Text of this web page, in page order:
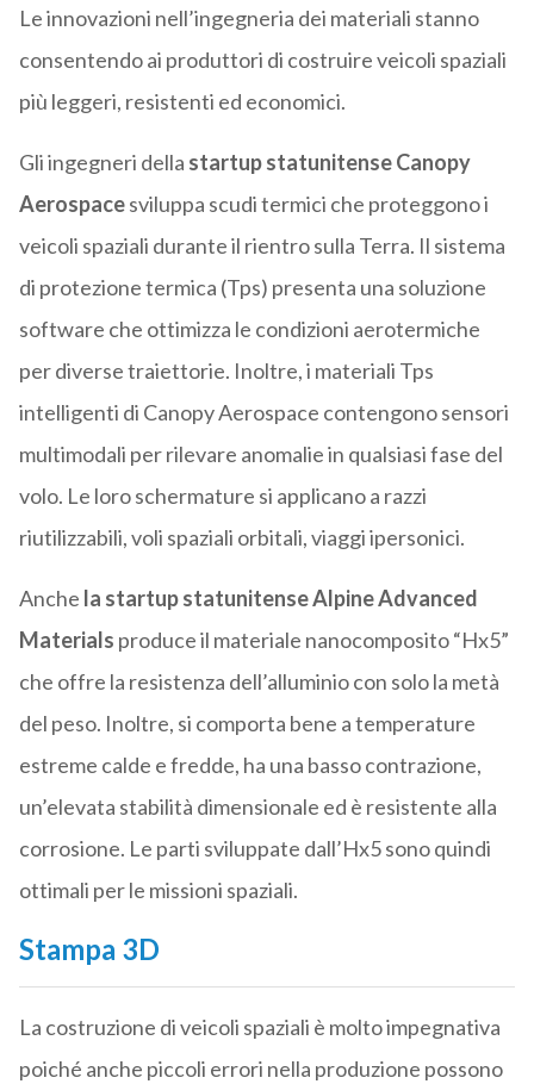
Le innovazioni nell’ingegneria dei materiali stanno
consentendo ai produttori di costruire veicoli spaziali
più leggeri, resistenti ed economici.
Gli ingegneri della startup statunitense Canopy
Aerospacesviluppa scudi termici che proteggono i
veicoli spaziali durante il rientro sulla Terra. Il sistema
di protezione termica (Tps) presenta una soluzione
software che ottimizza le condizioni aerotermiche
per diverse traiettorie. Inoltre, i materiali Tps
intelligenti di Canopy Aerospace contengono sensori
multimodali per rilevare anomalie in qualsiasi fase del
volo. Le loro schermature si applicano a razzi
riutilizzabili, voli spaziali orbitali, viaggi ipersonici.
Anche la startup statunitense Alpine Advanced
Materials produce il materiale nanocomposito “Hx5”
che offre la resistenza dell’alluminio con solo la metà
del peso. Inoltre, si comporta bene a temperature
estreme calde e fredde, ha una basso contrazione,
un’elevata stabilità dimensionale ed è resistente alla
corrosione. Le parti sviluppate dall’Hx5 sono quindi
ottimali per le missioni spaziali.
Stampa 3D
La costruzione di veicoli spaziali è molto impegnativa
poiché anche piccoli errori nella produzione possono